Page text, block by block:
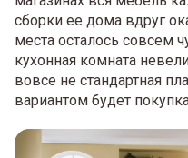
сборки ее дома вдруг
места осталось совсем
кухонная комната
вовсе не стандартная
вариантом будет